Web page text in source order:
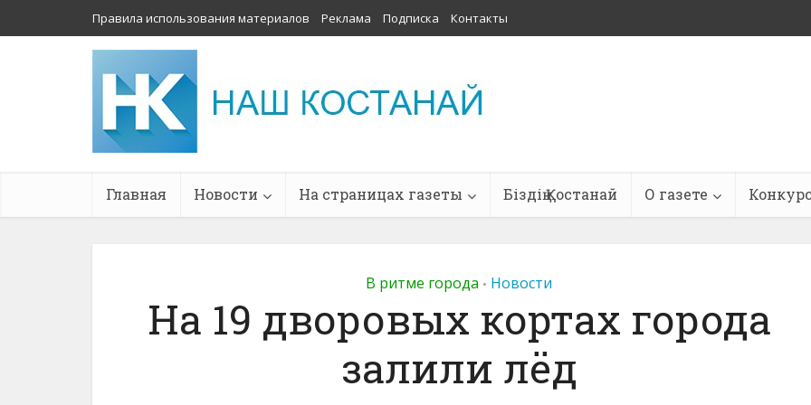
Правила использования материалов Реклама Подписка Контакты
Главная Новости На страницах газеты Біздің Қостанай О газете
В ритме города • Новости
На 19 дворовых кортах города
залили лёд